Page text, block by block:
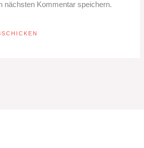
nächsten Kommentar speichern.